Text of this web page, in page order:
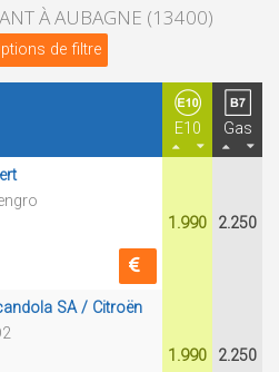
À AUBAGNE (13400)
de filtre
E10 Gas
1.990 2.250
SA / Citroën
1.990 2.250